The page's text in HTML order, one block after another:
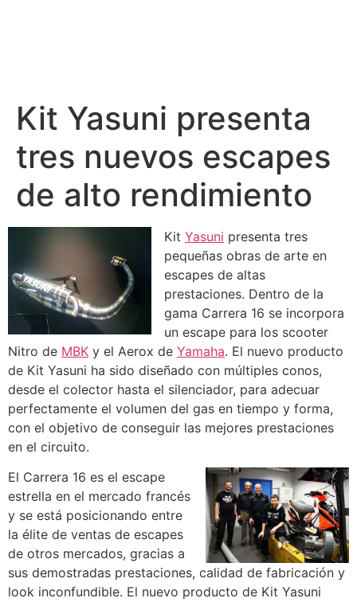
Kit Yasuni presenta
tres nuevos escapes
de alto rendimiento
Kit Yasuni presenta tres
pequeñas obras de arte en
escapes de altas
prestaciones. Dentro de la
gama Carrera 16 se incorpora
un escape para los scooter
Nitro de MBK y el Aerox de Yamaha. El nuevo producto
de Kit Yasuni ha sido diseñado con múltiples conos,
desde el colector hasta el silenciador, para adecuar
perfectamente el volumen del gas en tiempo y forma,
con el objetivo de conseguir las mejores prestaciones
en el circuito.
El Carrera 16 es el escape
estrella en el mercado francés
y se está posicionando entre
la élite de ventas de escapes
de otros mercados, gracias a
sus demostradas prestaciones, calidad de fabricación y
look inconfundible. El nuevo producto de Kit Yasuni